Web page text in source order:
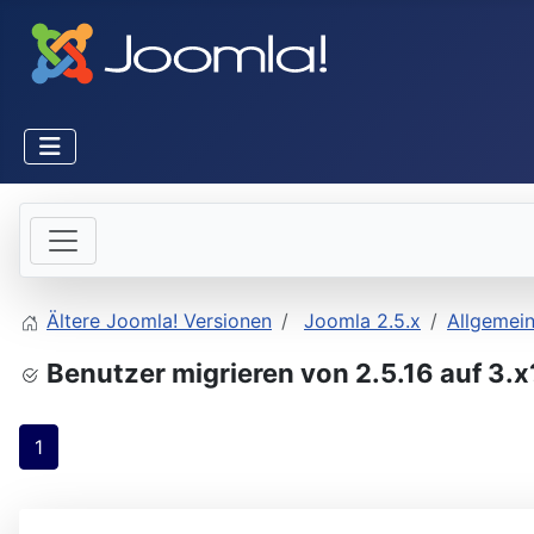
Ältere Joomla! Versionen Joomla 2.5.x Allgemein
Benutzer migrieren von 2.5.16 auf
1